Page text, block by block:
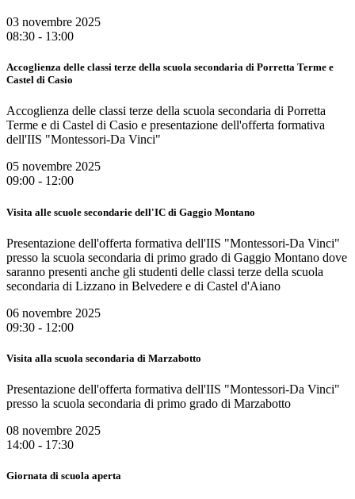
03 novembre 2025
08:30 - 13:00
Accoglienza delle classi terze della scuola secondaria di Porretta Terme e
Castel di Casio
Accoglienza delle classi terze della scuola secondaria di Porretta
Terme e di Castel di Casio e presentazione dell'offerta formativa
dell'IIS "Montessori-Da Vinci"
05 novembre 2025
09:00 - 12:00
Visita alle scuole secondarie dell'IC di Gaggio Montano
Presentazione dell'offerta formativa dell'IIS "Montessori-Da Vinci"
presso la scuola secondaria di primo grado di Gaggio Montano dove
saranno presenti anche gli studenti delle classi terze della scuola
secondaria di Lizzano in Belvedere e di Castel d'Aiano
06 novembre 2025
09:30 - 12:00
Visita alla scuola secondaria di Marzabotto
Presentazione dell'offerta formativa dell'IIS "Montessori-Da Vinci"
presso la scuola secondaria di primo grado di Marzabotto
08 novembre 2025
14:00 - 17:30
Giornata di scuola aperta